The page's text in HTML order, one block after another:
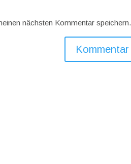
nächsten Kommentar speichern.